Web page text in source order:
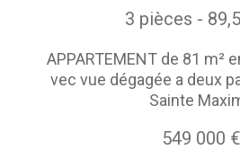
3 pièces -
APPARTEMENT de 81 m²
vec vue dégagée a deux
Sainte
549 000 €